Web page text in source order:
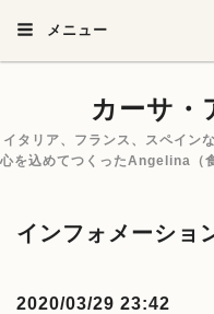
メニュー
カーサ・
イタリア、フランス、スペイン
心を込めてつくったAngelina（
インフォメーショ
2020/03/29 23:42